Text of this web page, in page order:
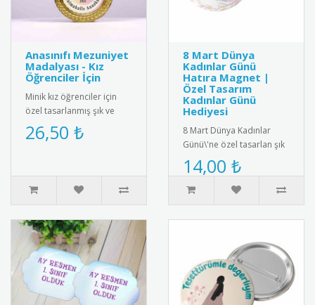
Anasınıfı Mezuniyet
Madalyası - Kız
Öğrenciler İçin
Minik kız öğrenciler için
özel tasarlanmış şık ve
sevimli anasınıfı mezuniyet
madalyası. Kaliteli me..
26,50 ₺
8 Mart Dünya
Kadınlar Günü
Hatıra Magnet |
Özel Tasarım
Kadınlar Günü
Hediyesi
8 Mart Dünya Kadınlar
Günü\'ne özel tasarlan şık
ve anlamlı hatıra magnet.
yüksek kalite manyetik ma..
14,00 ₺